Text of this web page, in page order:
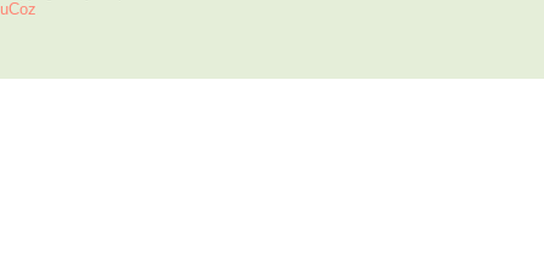
uCoz